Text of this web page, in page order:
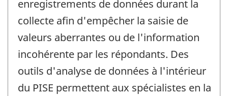
enregistrements de données durant la
collecte afin d'empêcher la saisie de
valeurs aberrantes ou de l'information
incohérente par les répondants. Des
outils d'analyse de données à l'intérieur
du PISE permettent aux spécialistes en la